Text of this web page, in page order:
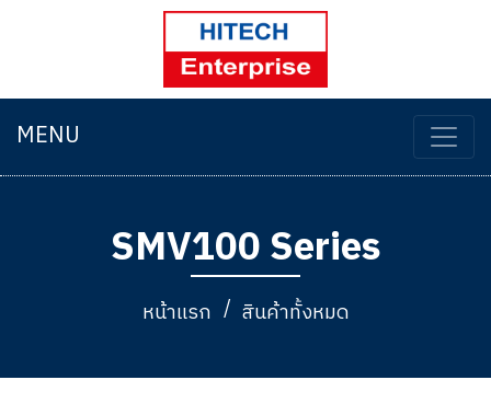
MENU
SMV100 Series
หน้าแรก สินค้าทั้งหมด